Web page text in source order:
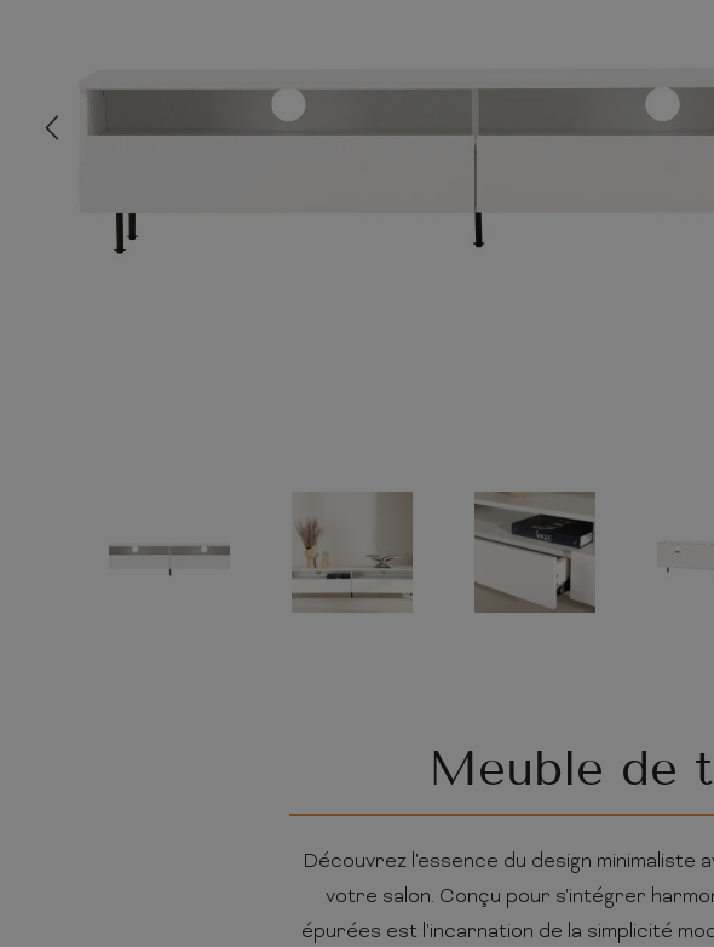
Meuble de
Découvrez l'essence du design minimaliste
votre salon. Conçu pour s'intégrer
épurées est l'incarnation de la simplicité